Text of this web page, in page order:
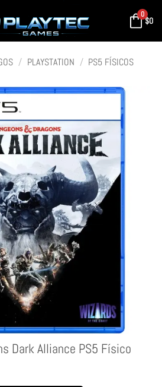
0
$0
/ PLAYSTATION / PS5 FÍSICOS
Dark Alliance PS5 Físico